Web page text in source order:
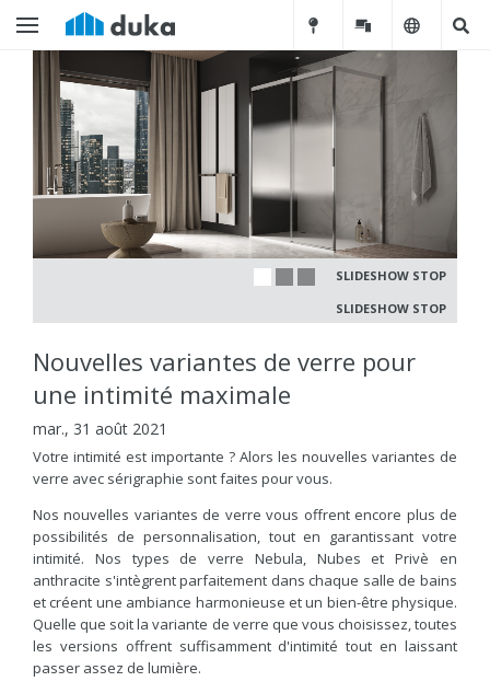
SLIDESHOW STOP
SLIDESHOW STOP
Nouvelles variantes de verre pour
une intimité maximale
mar., 31 août 2021
Votre intimité est importante ? Alors les nouvelles variantes de
verre avec sérigraphie sont faites pour vous.
Nos nouvelles variantes de verre vous offrent encore plus de
possibilités de personnalisation, tout en garantissant votre
intimité. Nos types de verre Nebula, Nubes et Privè en
anthracite s'intègrent parfaitement dans chaque salle de bains
et créent une ambiance harmonieuse et un bien-être physique.
Quelle que soit la variante de verre que vous choisissez, toutes
les versions offrent suffisamment d'intimité tout en laissant
passer assez de lumière.